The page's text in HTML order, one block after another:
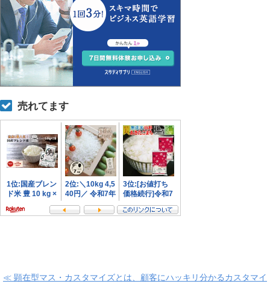
売れてます
≪ 顕在型マス・カスタマイズとは、顧客にハッキリ分かるカスタマイ